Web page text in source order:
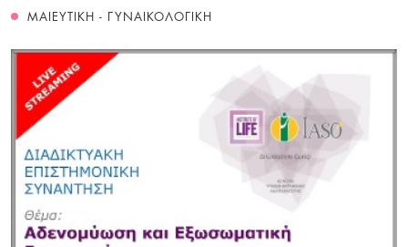
ΜΑΙΕΥΤΙΚΗ - ΓΥΝΑΙΚΟΛΟΓΙΚΗ